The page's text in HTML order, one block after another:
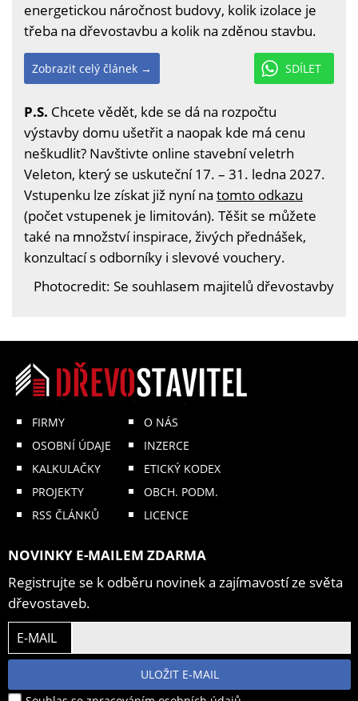
energetickou náročnost budovy, kolik izolace je
třeba na dřevostavbu a kolik na zděnou stavbu.
SDÍLET
Zobrazit celý článek →
P.S. Chcete vědět, kde se dá na rozpočtu
výstavby domu ušetřit a naopak kde má cenu
neškudlit? Navštivte online stavební veletrh
Veleton, který se uskuteční 17. – 31. ledna 2027.
Vstupenku lze získat již nyní na tomto odkazu
(počet vstupenek je limitován). Těšit se můžete
také na množství inspirace, živých přednášek,
konzultací s odborníky i slevové vouchery.
Photocredit: Se souhlasem majitelů dřevostavby
FIRMY
OSOBNÍ ÚDAJE
KALKULAČKY
PROJEKTY
RSS ČLÁNKŮ
O NÁS
INZERCE
ETICKÝ KODEX
OBCH. PODM.
LICENCE
NOVINKY E-MAILEM ZDARMA
Registrujte se k odběru novinek a zajímavostí ze světa
dřevostaveb.
E-MAIL
ULOŽIT E-MAIL